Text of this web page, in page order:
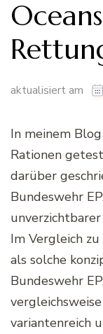
aktualisiert am
In meinem
Rationen
darüber
Bundeswehr
Im Vergleich
als solche
Bundeswehr
variantenreich